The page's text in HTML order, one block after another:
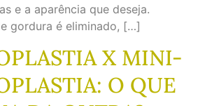
e a aparência que deseja.
gordura é eliminado, […]
X MINI-
O QUE